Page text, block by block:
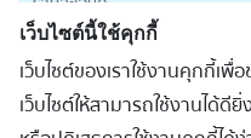
เว็บไซต์นี้ใช้คุกกี้
เว็บไซต์ของเราใช้งานคุกกี้เ
เว็บไซต์ให้สามารถใช้งานได้